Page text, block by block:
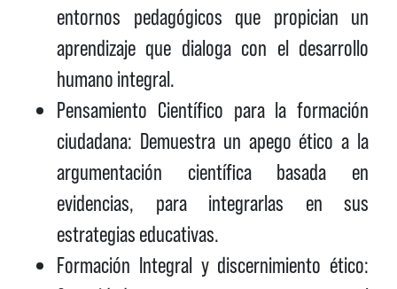
entornos pedagógicos que propician un
aprendizaje que dialoga con el desarrollo
humano integral.
Pensamiento Científico para la formación
ciudadana: Demuestra un apego ético a la
argumentación científica basada en
evidencias, para integrarlas en sus
estrategias educativas.
Formación Integral y discernimiento ético: